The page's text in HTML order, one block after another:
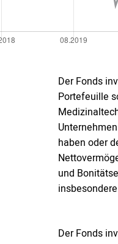
Der Fonds
Portefeuille
haben oder
und
Der Fonds